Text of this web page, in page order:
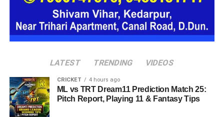
हर यूनिट में अलग किचन जैसी सुविधाएं भी होंगी, ताकि वहां रहने वाली
महिलाओं और बच्चों को रोजमर्रा के जीवन में ज्यादा स्वतंत्रता और जिम्मेदारी
का अनुभव हो सके। प्रस्तावित परिसर में कुल 16 घर विकसित किए
जाएंगे, जिनमें करीब 88 लोगों के रहने की व्यवस्था होगी।
LATEST TRENDING VIDEOS
CRICKET 4 hours ago
ML vs TRT Dream11 Prediction Match 25:
Pitch Report, Playing 11 & Fantasy Tips